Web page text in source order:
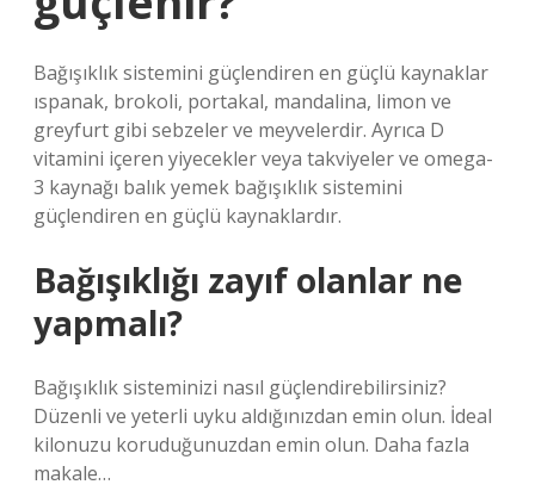
Bağışıklık sistemini güçlendiren en güçlü kaynaklar
ıspanak, brokoli, portakal, mandalina, limon ve
greyfurt gibi sebzeler ve meyvelerdir. Ayrıca D
vitamini içeren yiyecekler veya takviyeler ve omega-
3 kaynağı balık yemek bağışıklık sistemini
güçlendiren en güçlü kaynaklardır.
Bağışıklığı zayıf olanlar ne
yapmalı?
Bağışıklık sisteminizi nasıl güçlendirebilirsiniz?
Düzenli ve yeterli uyku aldığınızdan emin olun. İdeal
kilonuzu koruduğunuzdan emin olun. Daha fazla
makale…